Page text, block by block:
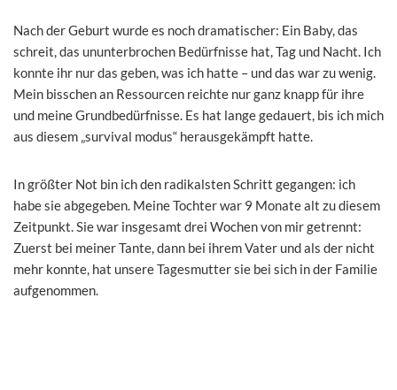
Nach der Geburt wurde es noch dramatischer: Ein Baby, das
schreit, das ununterbrochen Bedürfnisse hat, Tag und Nacht. Ich
konnte ihr nur das geben, was ich hatte – und das war zu wenig.
Mein bisschen an Ressourcen reichte nur ganz knapp für ihre
und meine Grundbedürfnisse. Es hat lange gedauert, bis ich mich
aus diesem „survival modus“ herausgekämpft hatte.
In größter Not bin ich den radikalsten Schritt gegangen: ich
habe sie abgegeben. Meine Tochter war 9 Monate alt zu diesem
Zeitpunkt. Sie war insgesamt drei Wochen von mir getrennt:
Zuerst bei meiner Tante, dann bei ihrem Vater und als der nicht
mehr konnte, hat unsere Tagesmutter sie bei sich in der Familie
aufgenommen.